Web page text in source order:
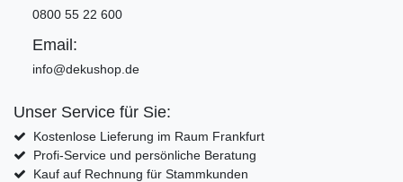
0800 55 22 600
Email:
info@dekushop.de
Unser Service für Sie:
Kostenlose Lieferung im Raum Frankfurt
Profi-Service und persönliche Beratung
Kauf auf Rechnung für Stammkunden